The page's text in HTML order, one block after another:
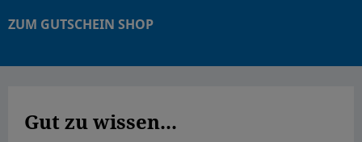
ZUM GUTSCHEIN SHOP
Gut zu wissen...